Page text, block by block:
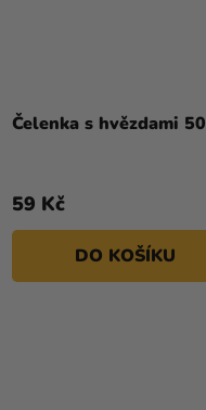
Čelenka s hvězdami 50
59 Kč
DO KOŠÍKU